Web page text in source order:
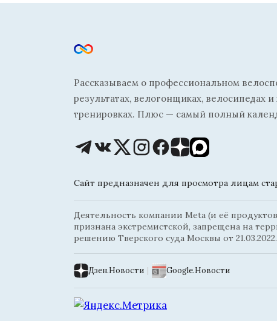
Рассказываем о профессиональном
результатах, велогонщиках, велосипедах
тренировках. Плюс — самый полный
Сайт предназначен для просмотра лицам
Деятельность компании Meta (и её
признана экстремистской, запрещена на
решению Тверского суда Москвы от 21.03.2022.
Дзен.Новости | Google.Новости